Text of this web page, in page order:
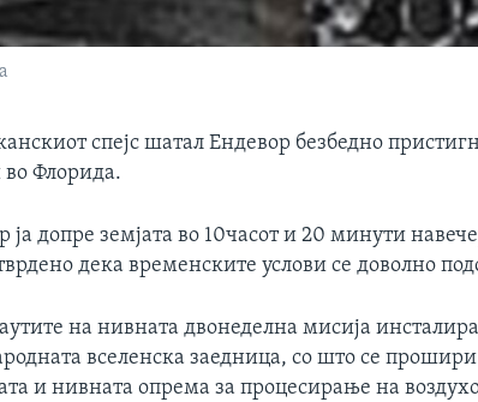
спејс шатал Ендевoр безбедно
Флорида.
ја допре земјата во 10часот и 20 минути
дека временските услови се доволно
на нивната двонеделна мисија
вселенска заедница, со што се
и нивната опрема за процесирање на